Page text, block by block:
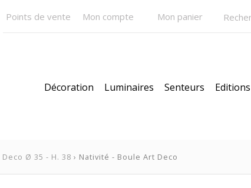
Points de vente Mon compte Mon panier
Décoration Luminaires Senteurs
Ø 35 - H. 38 › Nativité - Boule Art Deco